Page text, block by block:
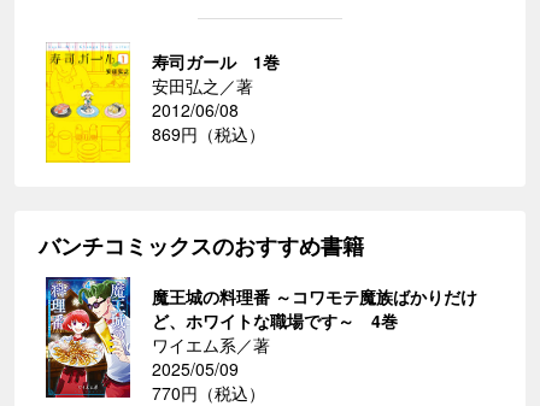
寿司ガール 1巻
安田弘之／著
2012/06/08
869円（税込）
バンチコミックスのおすすめ書籍
魔王城の料理番 ～コワモテ魔族ばかりだけ
ど、ホワイトな職場です～ 4巻
ワイエム系／著
2025/05/09
770円（税込）